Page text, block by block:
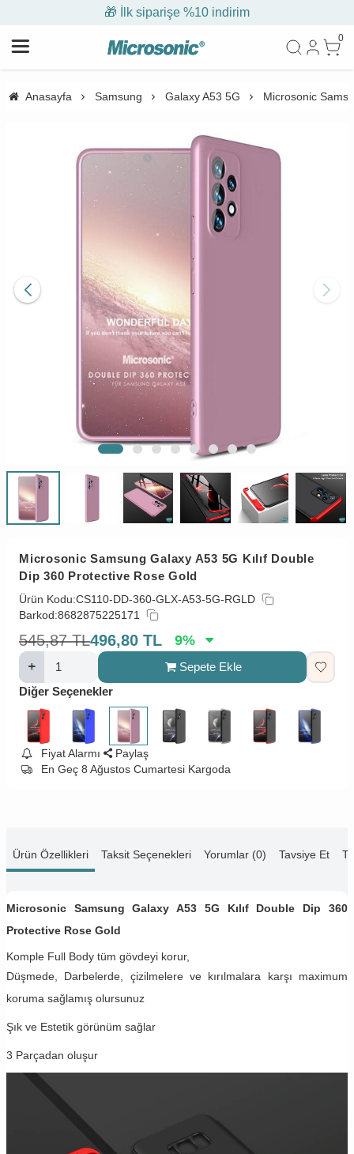
🎁 İlk siparişe %10 indirim
0
Anasayfa Samsung Galaxy A53 5G Microsonic
Microsonic Samsung Galaxy A53 5G Kılıf Double
Dip 360 Protective Rose Gold
Ürün Kodu:CS110-DD-360-GLX-A53-5G-RGLD
Barkod:8682875225171
545,87 TL496,80 TL 9%
Sepete Ekle
Diğer Seçenekler
Fiyat Alarmı
Paylaş
En Geç 8 Ağustos Cumartesi Kargoda
Ürün Özellikleri Taksit Seçenekleri Yorumlar (0) Tavsiye Et
Microsonic Samsung Galaxy A53 5G Kılıf Double Dip 360
Protective Rose Gold
Komple Full Body tüm gövdeyi korur,
Düşmede, Darbelerde, çizilmelere ve kırılmalara karşı maximum
koruma sağlamış olursunuz
Şık ve Estetik görünüm sağlar
3 Parçadan oluşur